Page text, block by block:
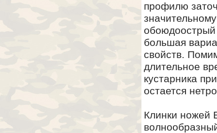
профилю
обоюдоострый
большая
свойств.
длительное
кустарника
остается
Клинки ножей